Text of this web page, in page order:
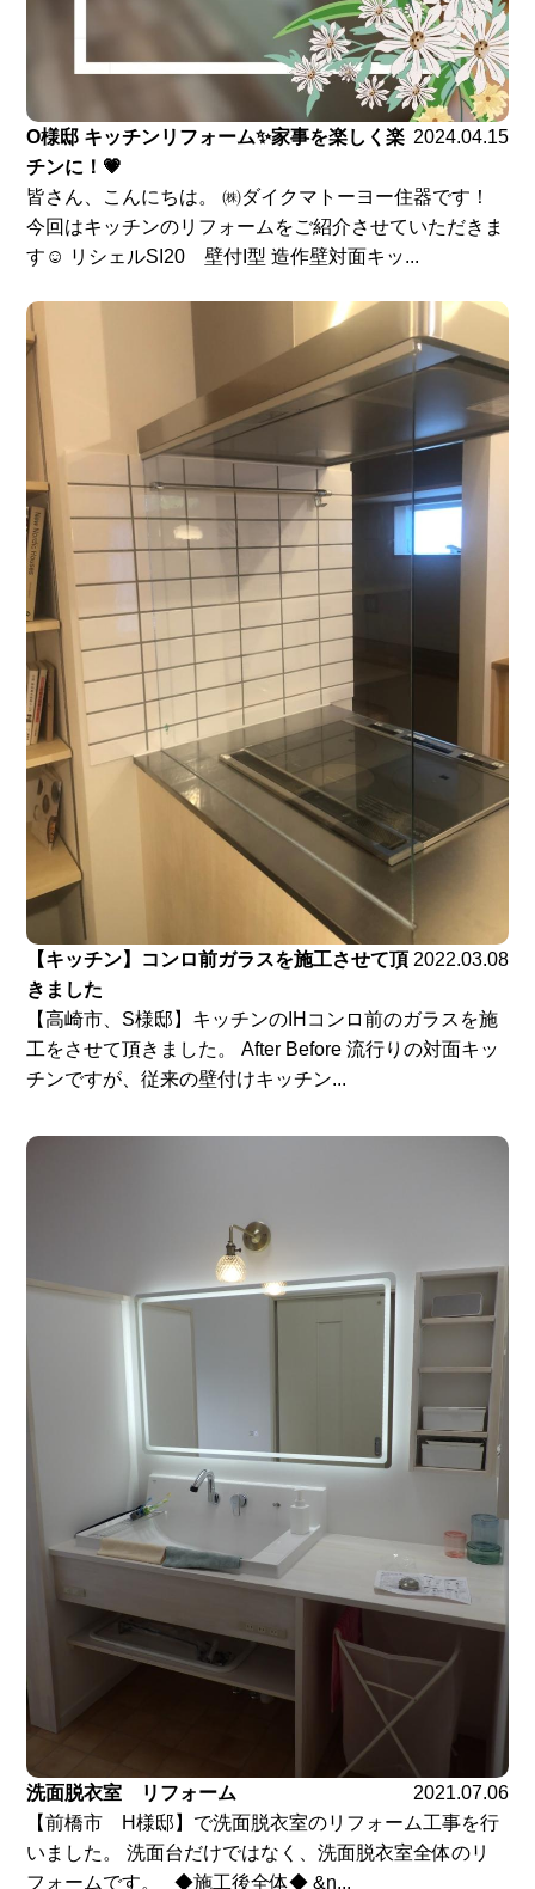
O様邸 キッチンリフォーム✨家事を楽しく楽
チンに！💗
2024.04.15
皆さん、こんにちは。 ㈱ダイクマトーヨー住器です！
今回はキッチンのリフォームをご紹介させていただきま
す☺ リシェルSI20 壁付I型 造作壁対面キッ...
【キッチン】コンロ前ガラスを施工させて頂
きました
2022.03.08
【高崎市、S様邸】キッチンのIHコンロ前のガラスを施
工をさせて頂きました。 After Before 流行りの対面キッ
チンですが、従来の壁付けキッチン...
洗面脱衣室 リフォーム
2021.07.06
【前橋市 H様邸】で洗面脱衣室のリフォーム工事を行
いました。 洗面台だけではなく、洗面脱衣室全体のリ
フォームです。 ◆施工後全体◆ &n...